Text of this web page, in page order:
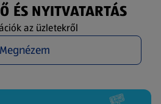
ÉS NYITVATARTÁS
az üzletekről
Megnézem